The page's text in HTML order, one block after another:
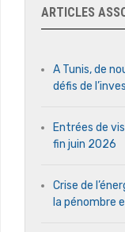
ARTICLES
A Tunis, de
défis de
Entrées de
fin juin 2026
Crise de
la pénombre